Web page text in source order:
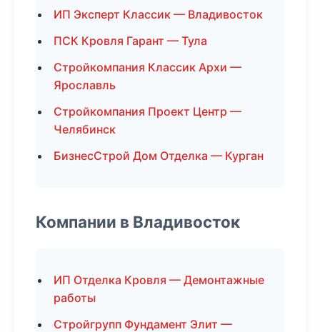
ИП Эксперт Классик — Владивосток
ПСК Кровля Гарант — Тула
Стройкомпания Классик Архи —
Ярославль
Стройкомпания Проект Центр —
Челябинск
БизнесСтрой Дом Отделка — Курган
Компании в Владивосток
ИП Отделка Кровля — Демонтажные
работы
Стройгрупп Фундамент Элит —